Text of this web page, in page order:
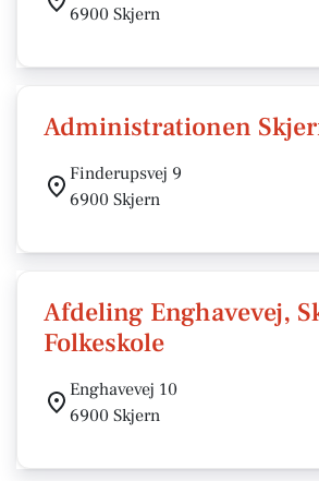
6900 Skjern
Administrationen
Finderupsvej 9
6900 Skjern
Afdeling Enghavevej,
Folkeskole
Enghavevej 10
6900 Skjern